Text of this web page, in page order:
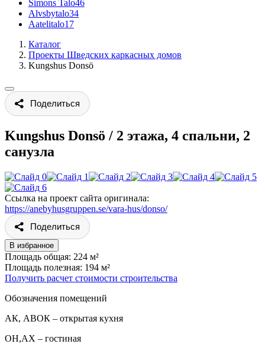
Simons Talo46
Alvsbytalo34
Aatelitalo17
Каталог
Проекты Шведских каркасных домов
Kungshus Donsö
Поделиться
Kungshus Donsö / 2 этажа, 4 спальни, 2
санузла
Ссылка на проект сайта оригинала:
https://anebyhusgruppen.se/vara-hus/donso/
Поделиться
В избранное
Площадь общая: 224 м²
Площадь полезная: 194 м²
Получить расчет стоимости строительства
Обозначения помещений
АК, АВОК – открытая кухня
ОН,AX – гостиная